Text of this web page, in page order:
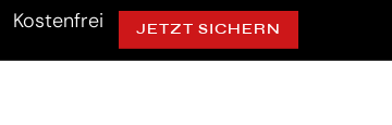
Kostenfrei JETZT SICHERN